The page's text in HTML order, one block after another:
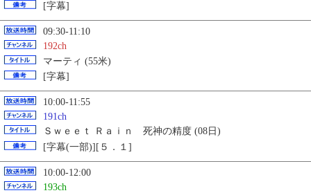
[字幕]
09:30-11:10
192ch
マーティ (55米)
[字幕]
10:00-11:55
191ch
Ｓｗｅｅｔ Ｒａｉｎ 死神の精度 (08日)
[字幕(一部)][５．１]
10:00-12:00
193ch